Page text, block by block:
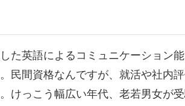
た英語によるコミュニケーション
民間資格なんですが、就活や社内
けっこう幅広い年代、老若男女が